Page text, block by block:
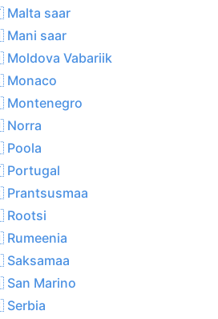
saar
saar
Vabariik
Marino